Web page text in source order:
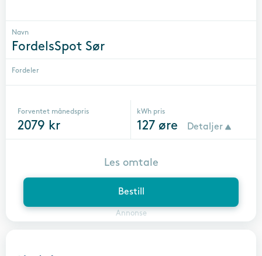
Navn
FordelsSpot Sør
Fordeler
Forventet månedspris
2079 kr
kWh pris
127 øre Detaljer
Bestill
Annonse
Les omtale